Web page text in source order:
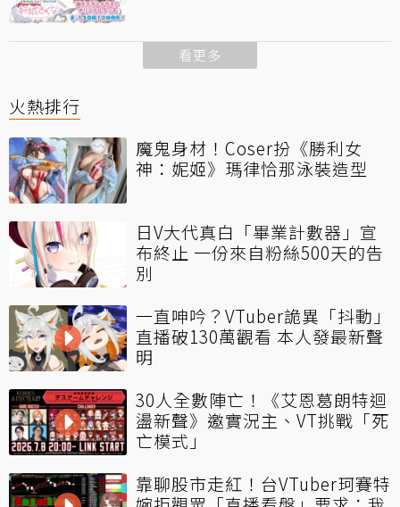
看更多
火熱排行
魔鬼身材！Coser扮《勝利女
神：妮姬》瑪律恰那泳裝造型
日V大代真白「畢業計數器」宣
布終止 一份來自粉絲500天的告
別
一直呻吟？VTuber詭異「抖動」
直播破130萬觀看 本人發最新聲
明
30人全數陣亡！《艾恩葛朗特迴
盪新聲》邀實況主、VT挑戰「死
亡模式」
靠聊股市走紅！台VTuber珂賽特